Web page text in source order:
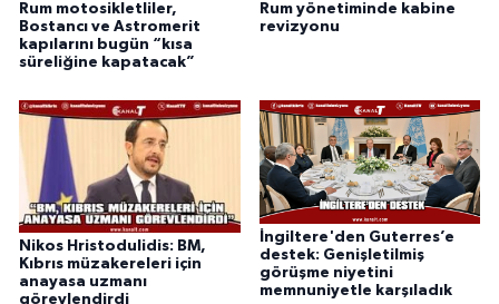
Rum motosikletliler,
Bostancı ve Astromerit
kapılarını bugün “kısa
süreliğine kapatacak”
Rum yönetiminde kabine
revizyonu
Nikos Hristodulidis: BM,
Kıbrıs müzakereleri için
anayasa uzmanı
görevlendirdi
İngiltere'den Guterres’e
destek: Genişletilmiş
görüşme niyetini
memnuniyetle karşıladık